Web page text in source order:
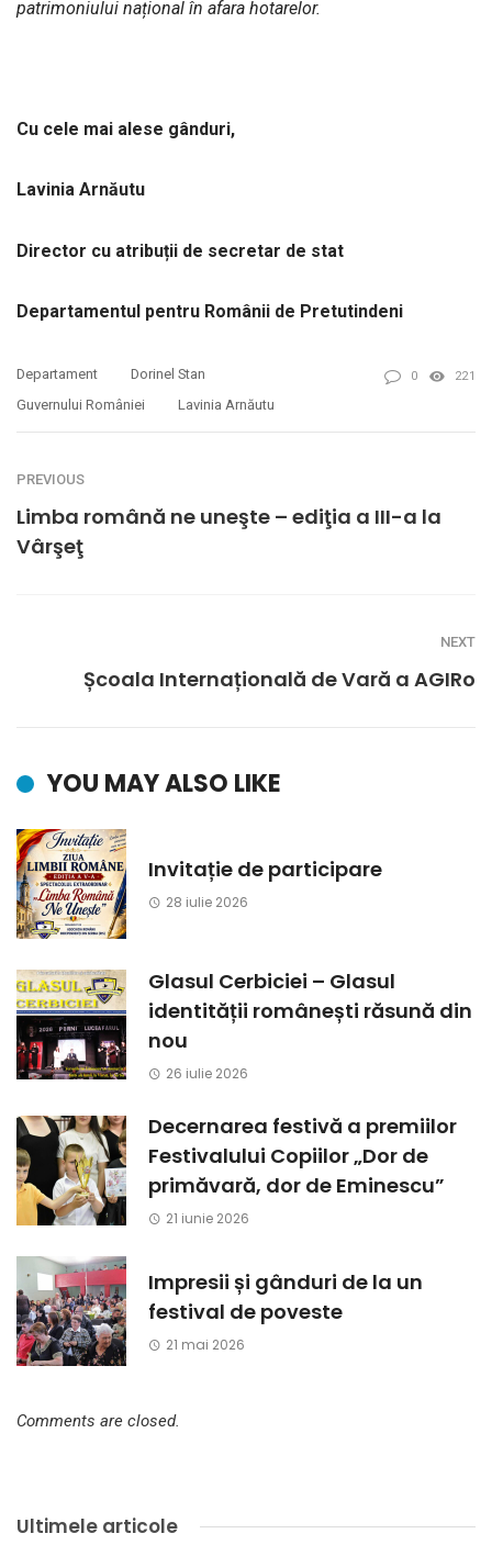
patrimoniului național în afara hotarelor.
Cu cele mai alese gânduri,
Lavinia Arnăutu
Director cu atribuții de secretar de stat
Departamentul pentru Românii de Pretutindeni
Departament
Dorinel Stan
Guvernului României
Lavinia Arnăutu
0 221
PREVIOUS
Limba română ne uneşte – ediţia a III-a la
Vârşeţ
NEXT
Școala Internațională de Vară a AGIRo
YOU MAY ALSO LIKE
Invitație de participare
28 iulie 2026
Glasul Cerbiciei – Glasul
identității românești răsună din
nou
26 iulie 2026
Decernarea festivă a premiilor
Festivalului Copiilor „Dor de
primăvară, dor de Eminescu”
21 iunie 2026
Impresii și gânduri de la un
festival de poveste
21 mai 2026
Comments are closed.
Ultimele articole